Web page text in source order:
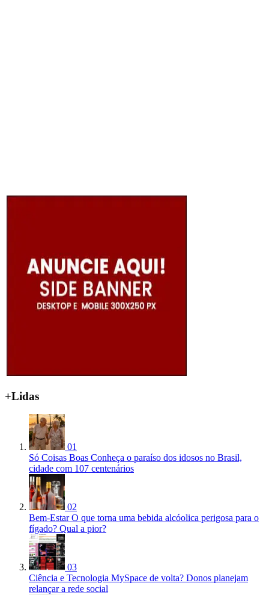
+Lidas
01
Só Coisas Boas Conheça o paraíso dos idosos no Brasil,
cidade com 107 centenários
02
Bem-Estar O que torna uma bebida alcóolica perigosa para o
fígado? Qual a pior?
03
Ciência e Tecnologia MySpace de volta? Donos planejam
relançar a rede social